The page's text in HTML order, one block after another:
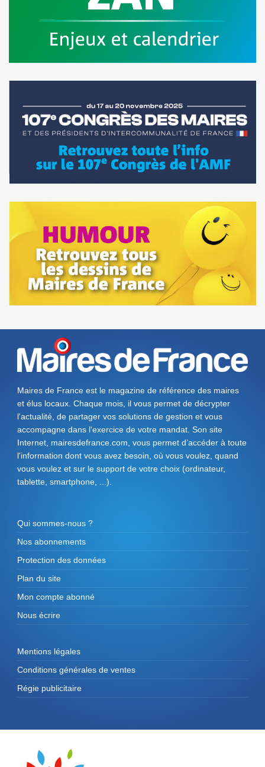
Maires de France est le magazine de référence des maires
et élus locaux. Chaque mois, il vous permet de décrypter
l'actualité, de partager vos solutions de gestion et vous
accompagne dans l'exercice de votre mandat. Son site
Internet, mairesdefrance.com, vous permet d’accéder à toute
l'information dont vous avez besoin, où vous voulez, quand
vous voulez et sur le support de votre choix (ordinateur,
tablette, smartphone, ...).
Qui sommes-nous ?
Nos abonnements
Protection des données
Plan du site
Mon compte abonné
Nous écrire
Mentions légales
Conditions générales de ventes
Régie publicitaire